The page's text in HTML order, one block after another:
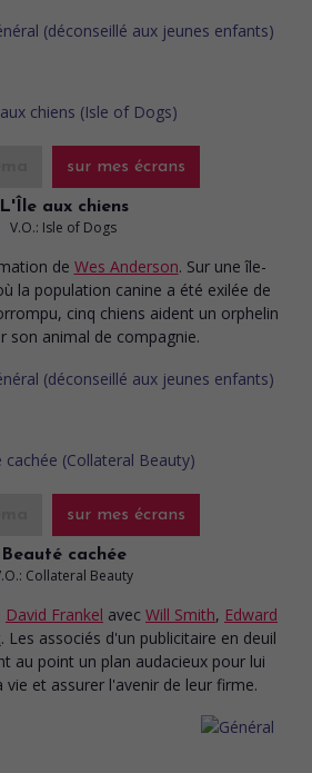
sur mes écrans
L'Île aux chiens
V.O.: Isle of Dogs
de Wes Anderson. Sur une île-
la population canine a été exilée de
cinq chiens aident un orphelin
son animal de compagnie.
sur mes écrans
Beauté cachée
Collateral Beauty
David Frankel avec Will Smith, Edward
. Les associés d'un publicitaire en deuil
au point un plan audacieux pour lui
et assurer l'avenir de leur firme.